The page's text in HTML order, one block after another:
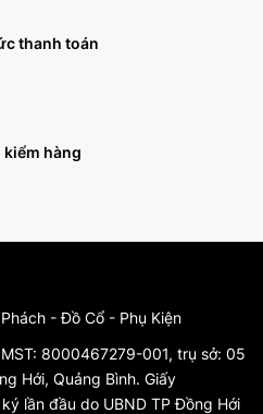
thanh toán
hàng
- Đồ Cổ - Phụ Kiện
8000467279-001, trụ sở: 05
Hới, Quảng Bình. Giấy
lần đầu do UBND TP Đồng Hới